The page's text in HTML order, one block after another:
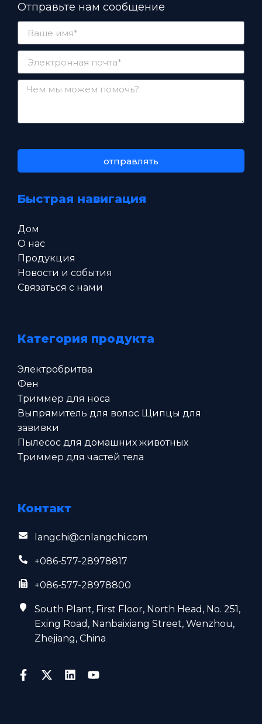
Отправьте нам сообщение
отправлять
Быстрая навигация
Дом
О нас
Продукция
Новости и события
Связаться с нами
Категория продукта
Электробритва
Фен
Триммер для носа
Выпрямитель для волос Щипцы для
завивки
Пылесос для домашних животных
Триммер для частей тела
Контакт
langchi@cnlangchi.com
+086-577-28978817
+086-577-28978800
South Plant, First Floor, North Head, No. 251,
Exing Road, Nanbaixiang Street, Wenzhou,
Zhejiang, China